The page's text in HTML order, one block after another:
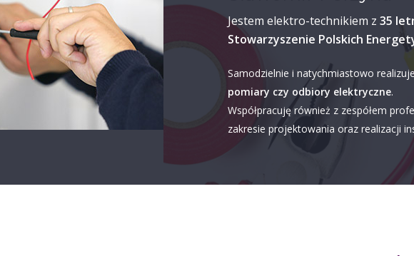
Jestem elektro-technikiem z 35
Stowarzyszenie Polskich
Samodzielnie i natychmiastowo
pomiary czy odbiory elektryczne.
Współpracuję również z zespółem
zakresie projektowania oraz realizacji